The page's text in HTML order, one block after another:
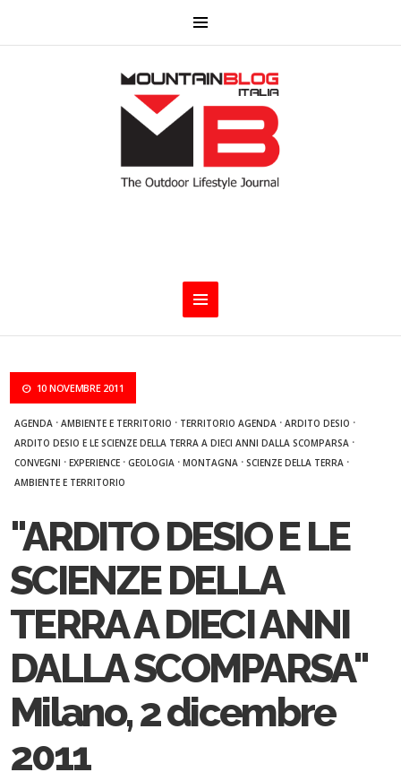
10 NOVEMBRE 2011
AGENDA ·AMBIENTE E TERRITORIO · TERRITORIO AGENDA ·ARDITO DESIO ·
ARDITO DESIO E LE SCIENZE DELLA TERRA A DIECI ANNI DALLA SCOMPARSA ·
CONVEGNI ·EXPERIENCE ·GEOLOGIA ·MONTAGNA ·SCIENZE DELLA TERRA ·
AMBIENTE E TERRITORIO
"ARDITO DESIO E LE
SCIENZE DELLA
TERRA A DIECI ANNI
DALLA SCOMPARSA"
Milano, 2 dicembre
2011